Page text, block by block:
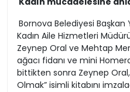
Bornova Belediyesi Başkan
Kadın Aile Hizmetleri
Zeynep Oral ve Mehtap
ağacı fidanı ve mini
bittikten sonra Zeynep Oral,
Olmak” isimli kitabını